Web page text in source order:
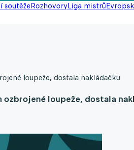
soutěžeRozhovoryLiga mistrů
loupeže, dostala nakládačku
loupeže, dostala